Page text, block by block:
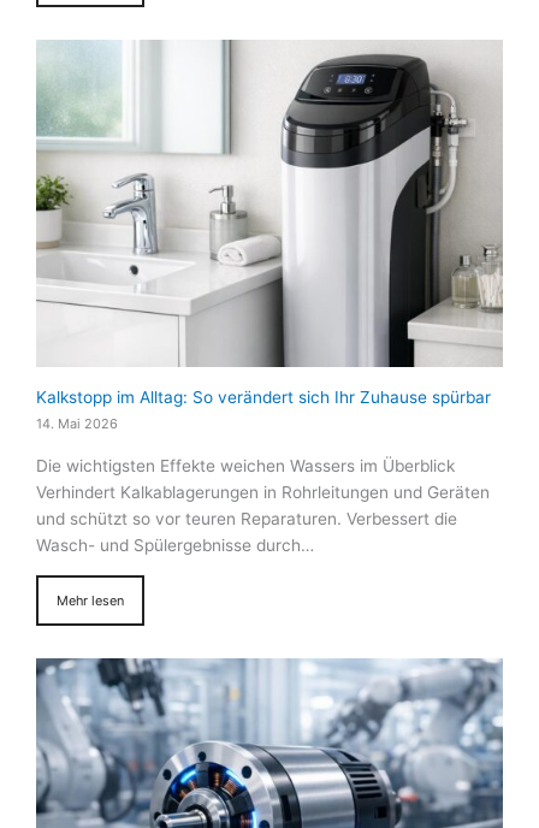
Kalkstopp im Alltag: So verändert sich Ihr Zuhause spürbar
14. Mai 2026
Die wichtigsten Effekte weichen Wassers im Überblick
Verhindert Kalkablagerungen in Rohrleitungen und Geräten
und schützt so vor teuren Reparaturen. Verbessert die
Wasch- und Spülergebnisse durch…
Mehr lesen